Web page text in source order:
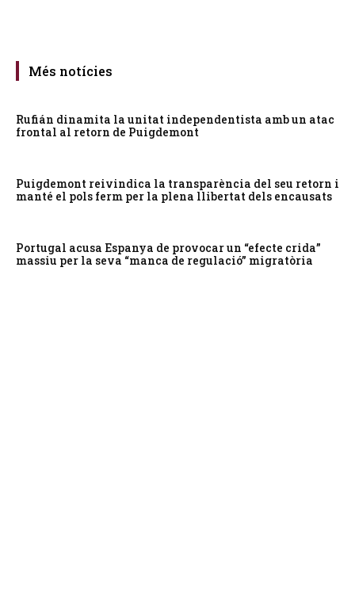
Més notícies
Rufián dinamita la unitat independentista amb un atac
frontal al retorn de Puigdemont
Puigdemont reivindica la transparència del seu retorn i
manté el pols ferm per la plena llibertat dels encausats
Portugal acusa Espanya de provocar un “efecte crida”
massiu per la seva “manca de regulació” migratòria